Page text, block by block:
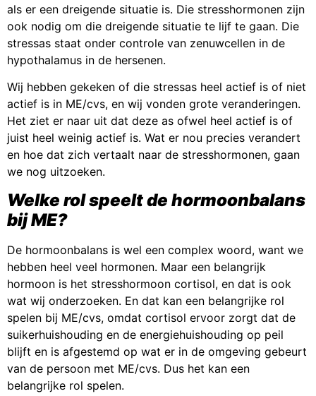
als er een dreigende situatie is. Die stresshormonen zijn
ook nodig om die dreigende situatie te lijf te gaan. Die
stressas staat onder controle van zenuwcellen in de
hypothalamus in de hersenen.
Wij hebben gekeken of die stressas heel actief is of niet
actief is in ME/cvs, en wij vonden grote veranderingen.
Het ziet er naar uit dat deze as ofwel heel actief is of
juist heel weinig actief is. Wat er nou precies verandert
en hoe dat zich vertaalt naar de stresshormonen, gaan
we nog uitzoeken.
Welke rol speelt de hormoonbalans
bij ME?
De hormoonbalans is wel een complex woord, want we
hebben heel veel hormonen. Maar een belangrijk
hormoon is het stresshormoon cortisol, en dat is ook
wat wij onderzoeken. En dat kan een belangrijke rol
spelen bij ME/cvs, omdat cortisol ervoor zorgt dat de
suikerhuishouding en de energiehuishouding op peil
blijft en is afgestemd op wat er in de omgeving gebeurt
van de persoon met ME/cvs. Dus het kan een
belangrijke rol spelen.